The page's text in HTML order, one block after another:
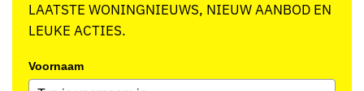
LAATSTE WONINGNIEUWS, NIEUW AANBOD EN
LEUKE ACTIES.
Voornaam